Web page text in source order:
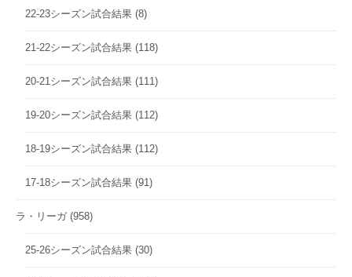
22-23シーズン試合結果 (8)
21-22シーズン試合結果 (118)
20-21シーズン試合結果 (111)
19-20シーズン試合結果 (112)
18-19シーズン試合結果 (112)
17-18シーズン試合結果 (91)
ラ・リーガ (958)
25-26シーズン試合結果 (30)